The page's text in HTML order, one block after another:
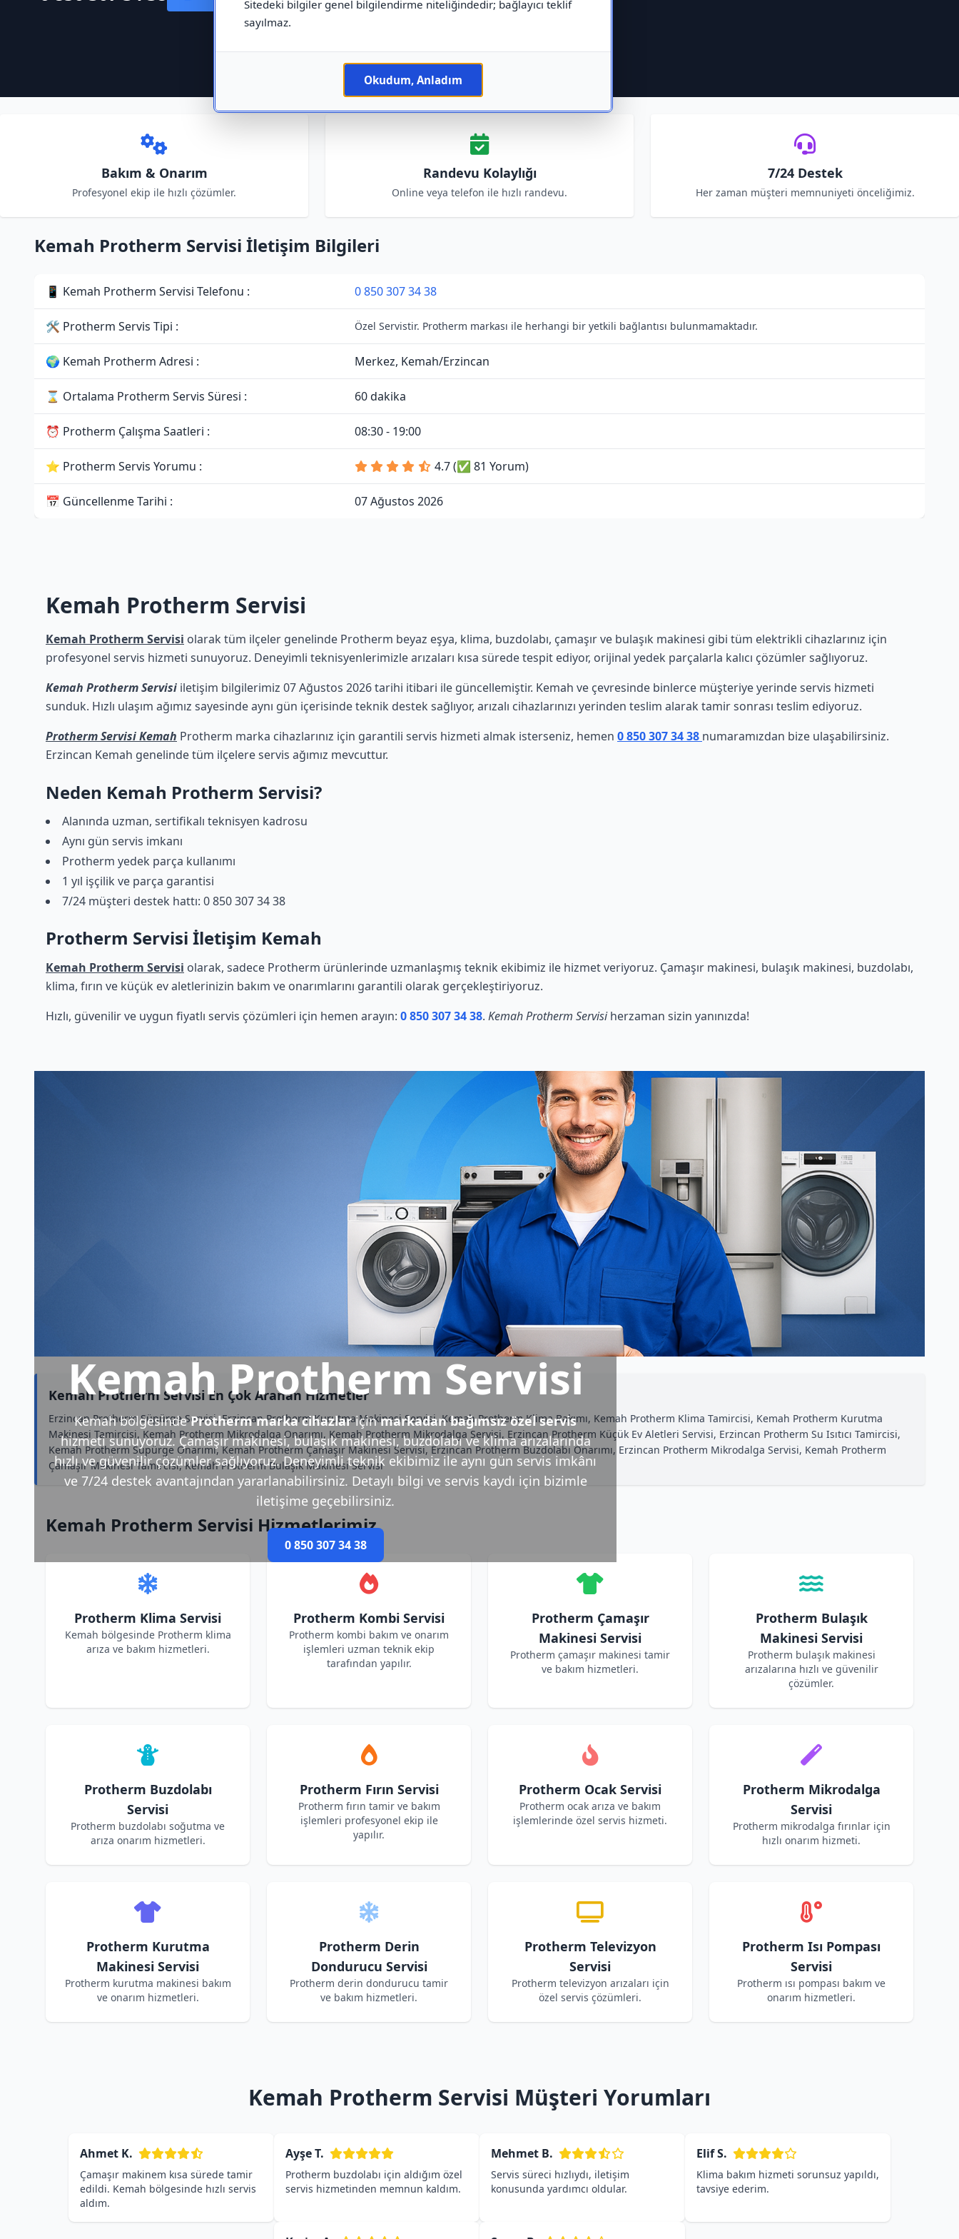
Sitedeki bilgiler genel bilgilendirme niteliğindedir; bağlayıcı teklif
sayılmaz.
Okudum, Anladım
Bakım & Onarım
Profesyonel ekip ile hızlı çözümler.
Randevu Kolaylığı
Online veya telefon ile hızlı randevu.
7/24 Destek
Her zaman müşteri memnuniyeti önceliğimiz.
Kemah Protherm Servisi İletişim Bilgileri
📱 Kemah Protherm Servisi Telefonu : 0 850 307 34 38
🛠 Protherm Servis Tipi : Özel Servistir. Protherm markası ile herhangi bir yetkili bağlantısı bulunmamaktadır.
🌍 Kemah Protherm Adresi : Merkez, Kemah/Erzincan
⌛ Ortalama Protherm Servis Süresi : 60 dakika
⏰ Protherm Çalışma Saatleri : 08:30 - 19:00
⭐ Protherm Servis Yorumu : 4.7 (✅ 81 Yorum)
📅 Güncellenme Tarihi : 07 Ağustos 2026
Kemah Protherm Servisi
Kemah Protherm Servisi olarak tüm ilçeler genelinde Protherm beyaz eşya, klima, buzdolabı, çamaşır ve bulaşık makinesi gibi tüm elektrikli cihazlarınız için
profesyonel servis hizmeti sunuyoruz. Deneyimli teknisyenlerimizle arızaları kısa sürede tespit ediyor, orijinal yedek parçalarla kalıcı çözümler sağlıyoruz.
Kemah Protherm Servisi iletişim bilgilerimiz 07 Ağustos 2026 tarihi itibari ile güncellemiştir. Kemah ve çevresinde binlerce müşteriye yerinde servis hizmeti
sunduk. Hızlı ulaşım ağımız sayesinde aynı gün içerisinde teknik destek sağlıyor, arızalı cihazlarınızı yerinden teslim alarak tamir sonrası teslim ediyoruz.
Protherm Servisi Kemah Protherm marka cihazlarınız için garantili servis hizmeti almak isterseniz, hemen 0 850 307 34 38 numaramızdan bize ulaşabilirsiniz.
Erzincan Kemah genelinde tüm ilçelere servis ağımız mevcuttur.
Neden Kemah Protherm Servisi?
Alanında uzman, sertifikalı teknisyen kadrosu
Aynı gün servis imkanı
Protherm yedek parça kullanımı
1 yıl işçilik ve parça garantisi
7/24 müşteri destek hattı: 0 850 307 34 38
Protherm Servisi İletişim Kemah
Kemah Protherm Servisi olarak, sadece Protherm ürünlerinde uzmanlaşmış teknik ekibimiz ile hizmet veriyoruz. Çamaşır makinesi, bulaşık makinesi, buzdolabı,
klima, fırın ve küçük ev aletlerinizin bakım ve onarımlarını garantili olarak gerçekleştiriyoruz.
Hızlı, güvenilir ve uygun fiyatlı servis çözümleri için hemen arayın: 0 850 307 34 38. Kemah Protherm Servisiherzaman sizin yanınızda!
Kemah Protherm Servisi
Kemah bölgesindeProtherm marka cihazlariçinmarkadan bağımsız özel servis
hizmeti sunuyoruz. Çamaşır makinesi, bulaşık makinesi, buzdolabı ve klima arızalarında
hızlı ve güvenilir çözümler sağlıyoruz. Deneyimli teknik ekibimiz ile aynı gün servis imkânı
ve 7/24 destek avantajından yararlanabilirsiniz. Detaylı bilgi ve servis kaydı için bizimle
iletişime geçebilirsiniz.
0 850 307 34 38
Kemah Protherm Servisi En Çok Aranan Hizmetler
Erzincan Protherm Süpürge Servisi, Erzincan Protherm Kurutma Makinesi Servisi, Kemah Protherm Klima Bakımı, Kemah Protherm Klima Tamircisi, Kemah Protherm Kurutma
Makinesi Tamircisi, Kemah Protherm Mikrodalga Onarımı, Kemah Protherm Mikrodalga Servisi, Erzincan Protherm Küçük Ev Aletleri Servisi, Erzincan Protherm Su Isıtıcı Tamircisi,
Kemah Protherm Süpürge Onarımı, Kemah Protherm Çamaşır Makinesi Servisi, Erzincan Protherm Buzdolabı Onarımı, Erzincan Protherm Mikrodalga Servisi, Kemah Protherm
Çamaşır Makinesi Tamircisi, Kemah Protherm Bulaşık Makinesi Servisi
Kemah Protherm Servisi Hizmetlerimiz
Protherm Klima Servisi
Kemah bölgesinde Protherm klima
arıza ve bakım hizmetleri.
Protherm Kombi Servisi
Protherm kombi bakım ve onarım
işlemleri uzman teknik ekip
tarafından yapılır.
Protherm Çamaşır
Makinesi Servisi
Protherm çamaşır makinesi tamir
ve bakım hizmetleri.
Protherm Bulaşık
Makinesi Servisi
Protherm bulaşık makinesi
arızalarına hızlı ve güvenilir
çözümler.
Protherm Buzdolabı
Servisi
Protherm buzdolabı soğutma ve
arıza onarım hizmetleri.
Protherm Fırın Servisi
Protherm fırın tamir ve bakım
işlemleri profesyonel ekip ile
yapılır.
Protherm Ocak Servisi
Protherm ocak arıza ve bakım
işlemlerinde özel servis hizmeti.
Protherm Mikrodalga
Servisi
Protherm mikrodalga fırınlar için
hızlı onarım hizmeti.
Protherm Kurutma
Makinesi Servisi
Protherm kurutma makinesi bakım
ve onarım hizmetleri.
Protherm Derin
Dondurucu Servisi
Protherm derin dondurucu tamir
ve bakım hizmetleri.
Protherm Televizyon
Servisi
Protherm televizyon arızaları için
özel servis çözümleri.
Protherm Isı Pompası
Servisi
Protherm ısı pompası bakım ve
onarım hizmetleri.
Kemah Protherm Servisi Müşteri Yorumları
Ahmet K.
Çamaşır makinem kısa sürede tamir
edildi. Kemah bölgesinde hızlı servis
aldım.
Ayşe T.
Protherm buzdolabı için aldığım özel
servis hizmetinden memnun kaldım.
Mehmet B.
Servis süreci hızlıydı, iletişim
konusunda yardımcı oldular.
Elif S.
Klima bakım hizmeti sorunsuz yapıldı,
tavsiye ederim.